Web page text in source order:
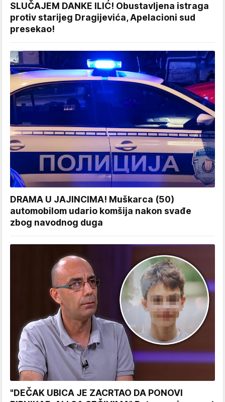
SLUČAJEM DANKE ILIĆ! Obustavljena istraga
protiv starijeg Dragijevića, Apelacioni sud
presekao!
DRAMA U JAJINCIMA! Muškarca (50)
automobilom udario komšija nakon svađe
zbog navodnog duga
"DEČAK UBICA JE ZACRTAO DA PONOVI